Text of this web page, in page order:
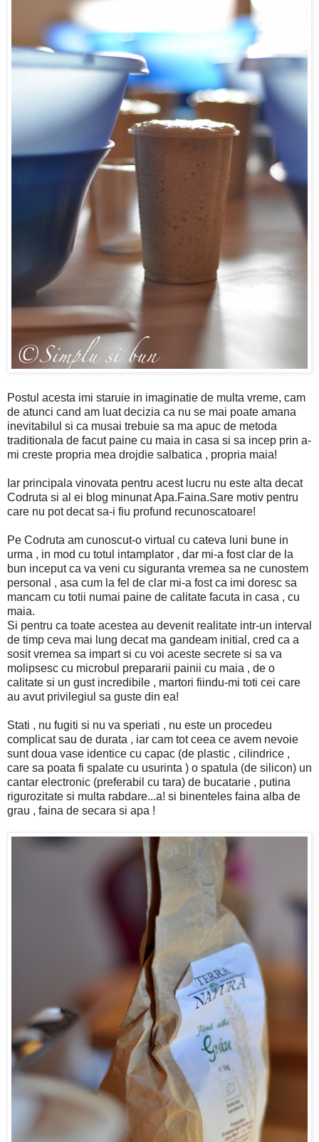
Postul acesta imi staruie in imaginatie de multa vreme, cam
de atunci cand am luat decizia ca nu se mai poate amana
inevitabilul si ca musai trebuie sa ma apuc de metoda
traditionala de facut paine cu maia in casa si sa incep prin a-
mi creste propria mea drojdie salbatica , propria maia!
Iar principala vinovata pentru acest lucru nu este alta decat
Codruta si al ei blog minunat Apa.Faina.Sare motiv pentru
care nu pot decat sa-i fiu profund recunoscatoare!
Pe Codruta am cunoscut-o virtual cu cateva luni bune in
urma , in mod cu totul intamplator , dar mi-a fost clar de la
bun inceput ca va veni cu siguranta vremea sa ne cunostem
personal , asa cum la fel de clar mi-a fost ca imi doresc sa
mancam cu totii numai paine de calitate facuta in casa , cu
maia.
Si pentru ca toate acestea au devenit realitate intr-un interval
de timp ceva mai lung decat ma gandeam initial, cred ca a
sosit vremea sa impart si cu voi aceste secrete si sa va
molipsesc cu microbul prepararii painii cu maia , de o
calitate si un gust incredibile , martori fiindu-mi toti cei care
au avut privilegiul sa guste din ea!
Stati , nu fugiti si nu va speriati , nu este un procedeu
complicat sau de durata , iar cam tot ceea ce avem nevoie
sunt doua vase identice cu capac (de plastic , cilindrice ,
care sa poata fi spalate cu usurinta ) o spatula (de silicon) un
cantar electronic (preferabil cu tara) de bucatarie , putina
rigurozitate si multa rabdare...a! si binenteles faina alba de
grau , faina de secara si apa !